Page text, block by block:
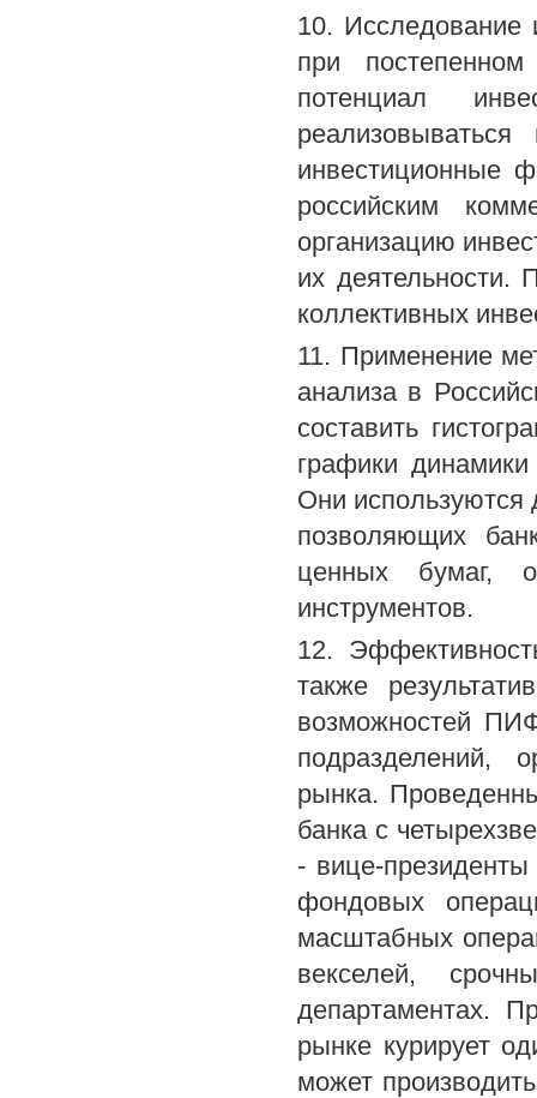
10. Исследование
при
потенциал
инвестиционные
российским
организацию
их деятельности.
коллективных
11. Применение
анализа в
составить
графики
Они используются
позволяющих
ценных бумаг,
инструментов.
12.
также
возможностей
подразделений,
рынка.
банка с
- вице-
фондовых
масштабных
векселей,
департаментах.
рынке курирует
может